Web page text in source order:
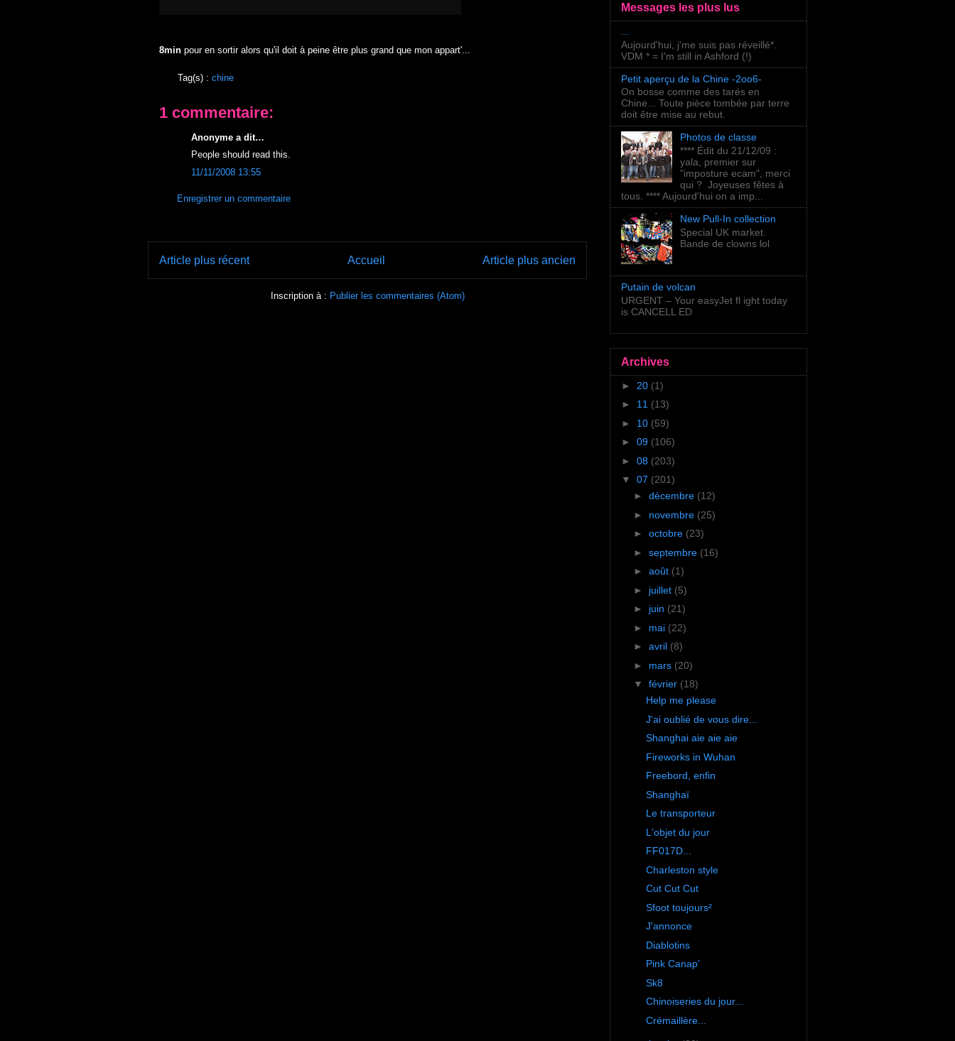
8min pour en sortir alors qu'il doit à peine être plus grand que mon appart'...
Tag(s) : chine
1 commentaire:
Anonyme a dit…
People should read this.
11/11/2008 13:55
Enregistrer un commentaire
Article plus récent Article plus ancien
Accueil
Inscription à : Publier les commentaires (Atom)
Messages les plus lus
Aujourd'hui, j'me suis pas réveillé*.
VDM * = I'm still in Ashford (!)
Petit aperçu de la Chine -2oo6-
On bosse comme des tarés en
Chine... Toute pièce tombée par terre
doit être mise au rebut.
Photos de classe
**** Édit du 21/12/09 :
yala, premier sur
"imposture ecam", merci
qui ? Joyeuses fêtes à
tous. **** Aujourd'hui on a imp...
New Pull-In collection
Special UK market.
Bande de clowns lol
Putain de volcan
URGENT – Your easyJet fl ight today
is CANCELL ED
Archives
► 20 (1)
► 11 (13)
► 10 (59)
► 09 (106)
► 08 (203)
▼ 07 (201)
► décembre (12)
► novembre (25)
► octobre (23)
► septembre (16)
► août (1)
► juillet (5)
► juin (21)
► mai (22)
► avril (8)
► mars (20)
▼ février (18)
Help me please
J'ai oublié de vous dire...
Shanghai aie aie aie
Fireworks in Wuhan
Freebord, enfin
Shanghaï
Le transporteur
L'objet du jour
FF017D...
Charleston style
Cut Cut Cut
Sfoot toujours²
J'annonce
Diablotins
Pink Canap'
Sk8
Chinoiseries du jour...
Crémaillère...